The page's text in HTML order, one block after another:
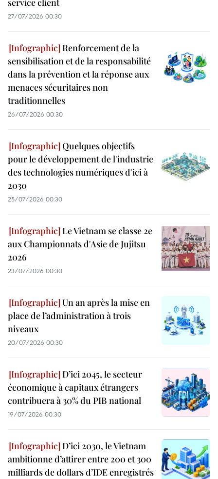
service client
27/07/2026 00:30
Renforcement de la
sensibilisation et de la responsabilité
dans la prévention et la réponse aux
menaces sécuritaires non
traditionnelles
26/07/2026 00:30
Quelques objectifs
pour le développement de l'industrie
des technologies numériques d'ici à
2030
25/07/2026 00:30
Le Vietnam se classe 2e
aux Championnats d'Asie de Jujitsu
2026
23/07/2026 00:30
Un an après la mise en
place de l’administration à trois
niveaux
20/07/2026 00:30
D’ici 2045, le secteur
économique à capitaux étrangers
contribuera à 30% du PIB national
19/07/2026 00:30
D’ici 2030, le Vietnam
ambitionne d’attirer entre 200 et 300
milliards de dollars d’IDE enregistrés